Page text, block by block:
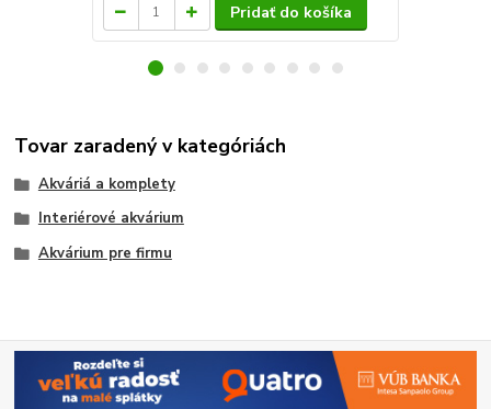
Pridať do košíka
Tovar zaradený v kategóriách
Akváriá a komplety
Interiérové akvárium
Akvárium pre firmu